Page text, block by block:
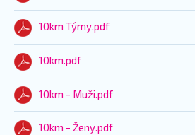
10km Týmy.pdf
10km.pdf
10km - Muži.pdf
10km - Ženy.pdf